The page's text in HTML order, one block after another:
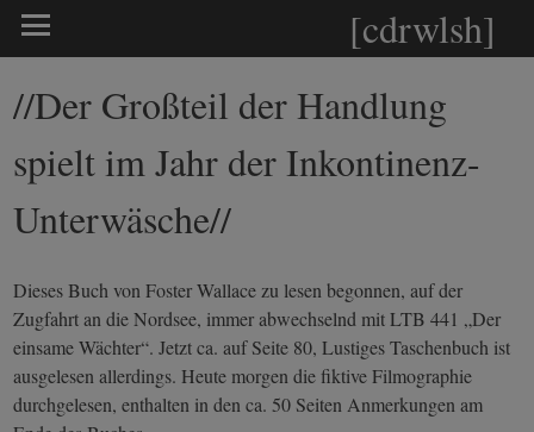
[cdrwlsh]
//Der Großteil der Handlung
spielt im Jahr der Inkontinenz-
Unterwäsche//
Dieses Buch von Foster Wallace zu lesen begonnen, auf der
Zugfahrt an die Nordsee, immer abwechselnd mit LTB 441 „Der
einsame Wächter“. Jetzt ca. auf Seite 80, Lustiges Taschenbuch ist
ausgelesen allerdings. Heute morgen die fiktive Filmographie
durchgelesen, enthalten in den ca. 50 Seiten Anmerkungen am